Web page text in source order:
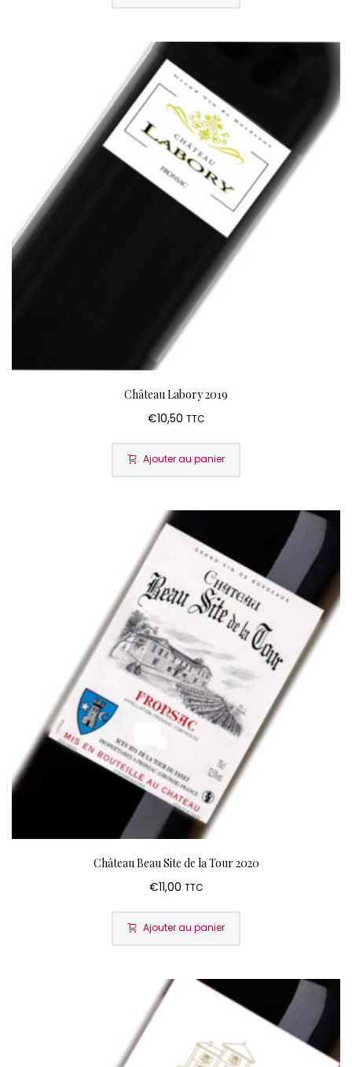
Château Labory 2019
€10,50 TTC
Ajouter au panier
Château Beau Site de la Tour 2020
€11,00 TTC
Ajouter au panier